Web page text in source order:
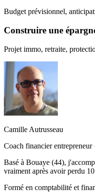
Budget prévisionnel,
Construire une
Projet immo, retraite,
Camille Autrusseau
Coach financier
Basé à Bouaye (44),
vraiment après avoir perdu
Formé en comptabilité et